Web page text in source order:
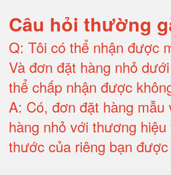
Câu hỏi thường
Q: Tôi có thể nhận được
Và đơn đặt hàng nhỏ
thể chấp nhận được
A: Có, đơn đặt hàng mẫu
hàng nhỏ với thương
thước của riêng bạn